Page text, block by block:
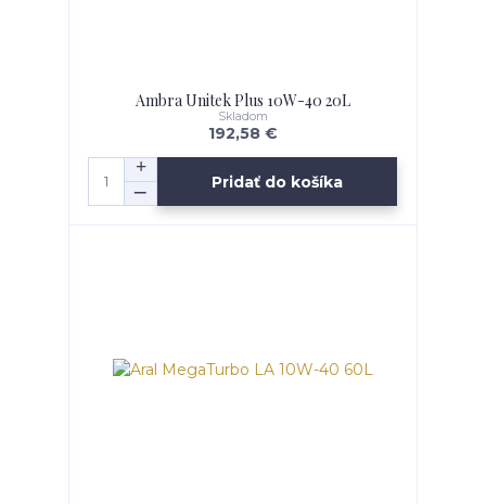
Ambra Unitek Plus 10W-40 20L
192,58 €
Skladom
Pridať do košíka